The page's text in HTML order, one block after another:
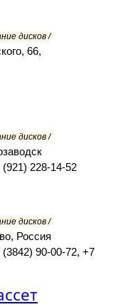
дисков /
66,
дисков /
228-14-52
дисков /
Россия
90-00-72, +7